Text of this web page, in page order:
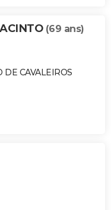
(69 ans)
DE CAVALEIROS